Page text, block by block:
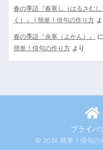
春の季語『春寒し（はるさむし
く）』 | 簡単！俳句の作り方よ
春の季語『余寒（よかん）』 に
簡単！俳句の作り方より
プライバ
© 2026 簡単！俳句の